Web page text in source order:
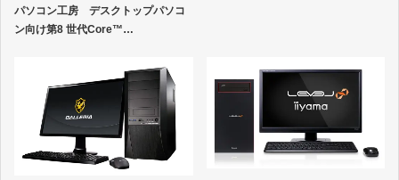
パソコン工房 デスクトップパソコ
ン向け第8 世代Core™…